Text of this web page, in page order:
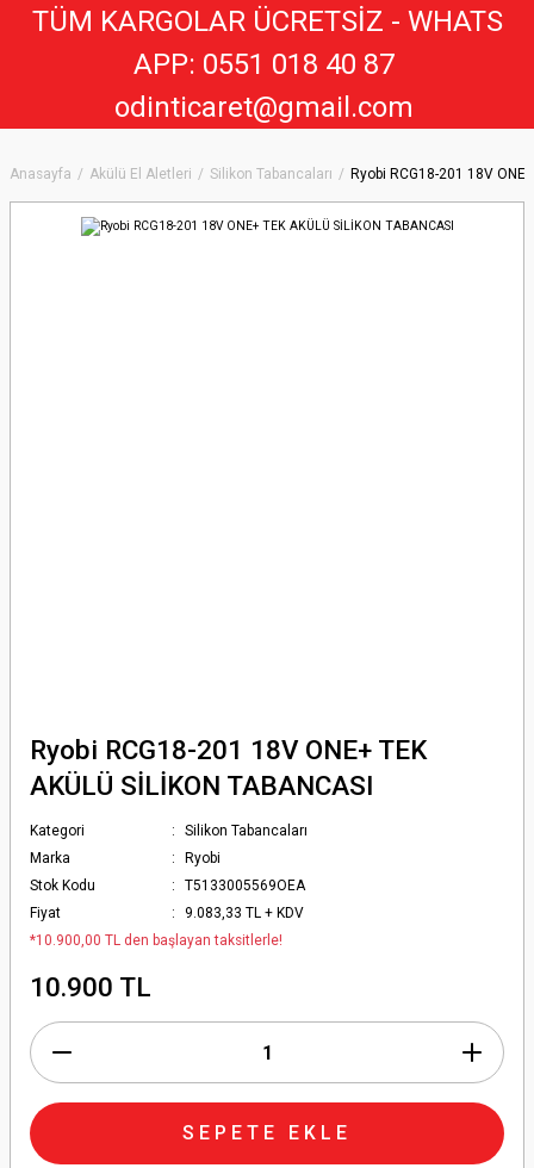
Anasayfa Akülü El Aletleri Silikon Tabancaları Ryobi RCG18-201 18V
Ryobi RCG18-201 18V ONE+ TEK
AKÜLÜ SİLİKON TABANCASI
Kategori
Silikon Tabancaları
Marka
Ryobi
Stok Kodu
T5133005569OEA
Fiyat
9.083,33 TL + KDV
*10.900,00 TL den başlayan taksitlerle!
10.900 TL
SEPETE EKLE
TÜM KARGOLAR ÜCRETSİZ - WHATS
APP: 0551 018 40 87
odinticaret@gmail.com